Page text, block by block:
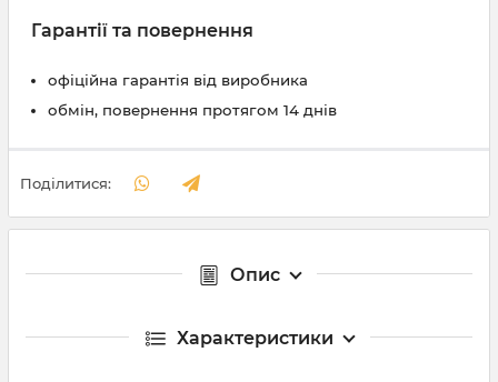
Гарантії та повернення
офіційна гарантія від виробника
обмін, повернення протягом 14 днів
Поділитися:
Опис
Характеристики